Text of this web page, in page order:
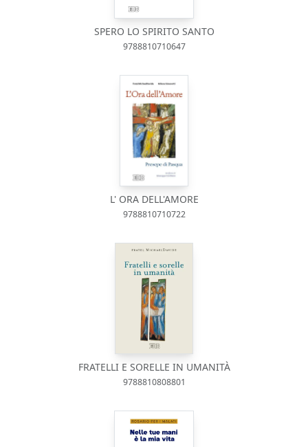
SPERO LO SPIRITO SANTO
9788810710647
L' ORA DELL'AMORE
9788810710722
FRATELLI E SORELLE IN UMANITÀ
9788810808801